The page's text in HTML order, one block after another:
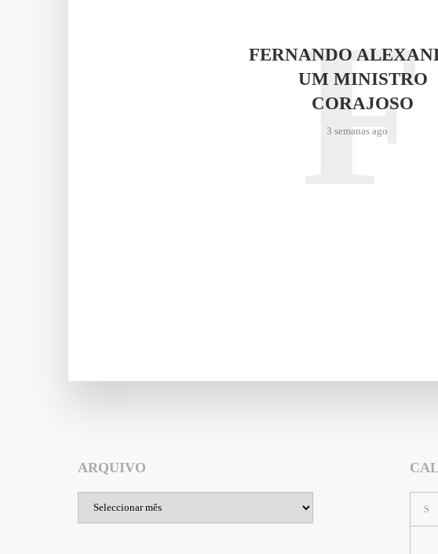
FERNANDO
UM MINISTRO
CORAJOSO
3 semanas ago
F
ARQUIVO
Arquivo
S